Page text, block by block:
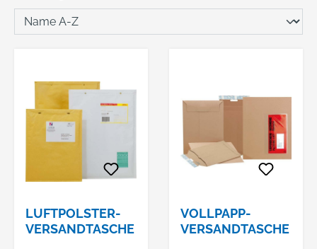
LUFTPOLSTER-
VERSANDTASCHE
VOLLPAPP-
VERSANDTASCHE